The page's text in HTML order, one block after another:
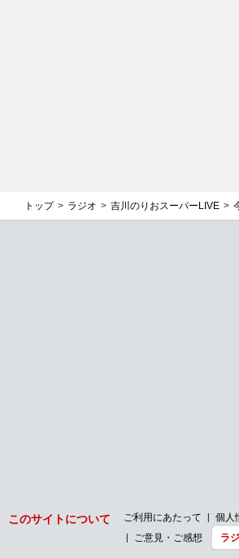
トップ ラジオ 吉川のりおスーパーLIVE
このサイトについて ご利用にあたって 個人
ご意見・ご感想
ラ